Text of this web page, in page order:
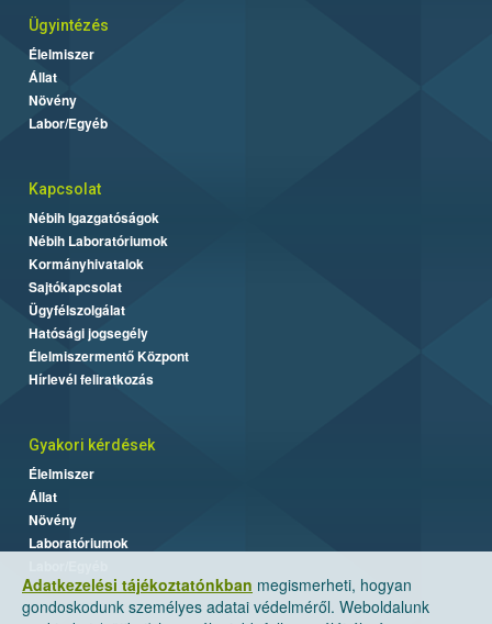
Adatkezelési tájékoztatónkban megismerheti, hogyan
gondoskodunk személyes adatai védelméről. Weboldalunk
Ügyintézés
Élelmiszer
Állat
Növény
Labor/Egyéb
Kapcsolat
Nébih Igazgatóságok
Nébih Laboratóriumok
Kormányhivatalok
Sajtókapcsolat
Ügyfélszolgálat
Hatósági jogsegély
Élelmiszermentő Központ
Hírlevél feliratkozás
Gyakori kérdések
Élelmiszer
Állat
Növény
Laboratóriumok